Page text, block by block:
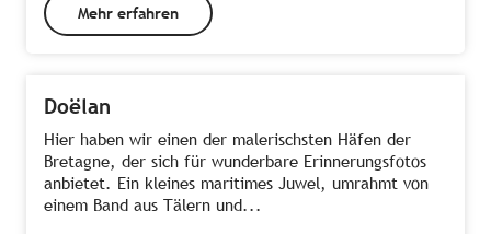
Mehr erfahren
Doëlan
Hier haben wir einen der malerischsten Häfen der
Bretagne, der sich für wunderbare Erinnerungsfotos
anbietet. Ein kleines maritimes Juwel, umrahmt von
einem Band aus Tälern und...